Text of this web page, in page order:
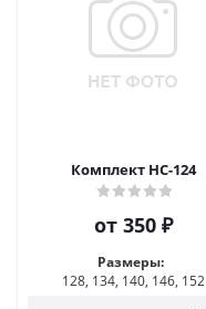
Комплект НС-124
от 350 ₽
Размеры:
128, 134, 140, 146, 152